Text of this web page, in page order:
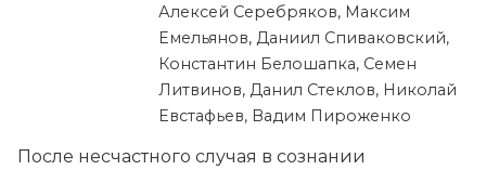
Алексей Серебряков, Максим
Емельянов, Даниил Спиваковский,
Константин Белошапка, Семен
Литвинов, Данил Стеклов, Николай
Евстафьев, Вадим Пироженко
После несчастного случая в сознании